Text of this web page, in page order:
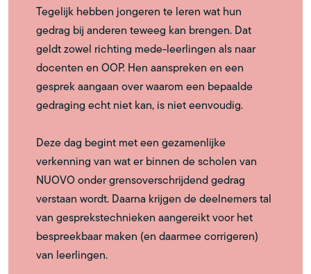
Tegelijk hebben jongeren te leren wat hun
gedrag bij anderen teweeg kan brengen. Dat
geldt zowel richting mede-leerlingen als naar
docenten en OOP. Hen aanspreken en een
gesprek aangaan over waarom een bepaalde
gedraging echt niet kan, is niet eenvoudig.
Deze dag begint met een gezamenlijke
verkenning van wat er binnen de scholen van
NUOVO onder grensoverschrijdend gedrag
verstaan wordt. Daarna krijgen de deelnemers tal
van gesprekstechnieken aangereikt voor het
bespreekbaar maken (en daarmee corrigeren)
van leerlingen.